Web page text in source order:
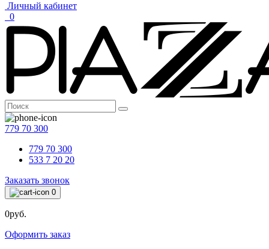
Личный кабинет
0
779 70 300
779 70 300
533 7 20 20
Заказать звонок
0
0руб.
Оформить заказ